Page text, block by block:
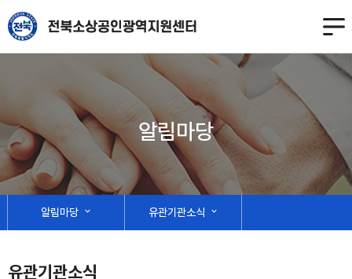
알림마당
알림마당 expand_more 유관기관소식 expand_more
유관기관소식